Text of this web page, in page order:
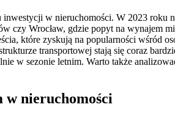
w nieruchomości. W 2023 roku
czy Wrocław, gdzie popyt na wynajem
które zyskują na popularności wśród
transportowej stają się coraz
w sezonie letnim. Warto także
w nieruchomości